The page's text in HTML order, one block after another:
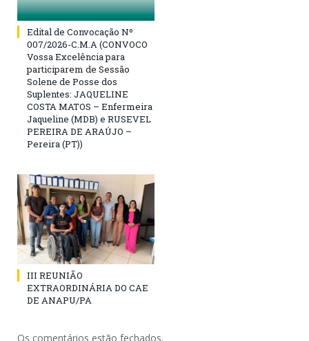
Edital de Convocação Nº
007/2026-C.M.A (CONVOCO
Vossa Excelência para
participarem de Sessão
Solene de Posse dos
Suplentes: JAQUELINE
COSTA MATOS – Enfermeira
Jaqueline (MDB) e RUSEVEL
PEREIRA DE ARAÚJO –
Pereira (PT))
III REUNIÃO
EXTRAORDINÁRIA DO CAE
DE ANAPU/PA
Os comentários estão fechados.